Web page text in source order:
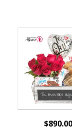
$890.00